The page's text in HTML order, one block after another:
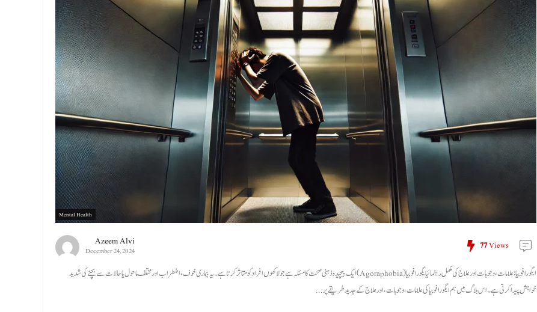
Mental Health
Azeem Alvi
December 24, 2024 77Views
ایگورافوبیا: علامات، وجوہات اور علاج کی مکمل رہنمائیایگورافوبیا (Agoraphobia) ایک پیچیدہ ذہنی صحت کا مسئلہ ہے جو لاکھوں افراد کو متاثر کرتا ہے۔ یہ بیماری خوف، اضطراب اور مختلف ماحول یا حالات سے بچنے کی شدید
خواہش پیدا کرتی ہے۔ اس بلاگ میں ہم ایگورافوبیا کی علامات، وجوہات، اور علاج کے جدید طریقے پر ...